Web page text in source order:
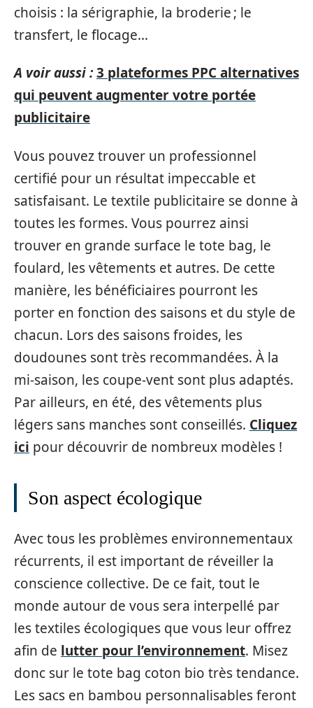
choisis : la sérigraphie, la broderie ; le
transfert, le flocage…
A voir aussi :3 plateformes PPC alternatives
qui peuvent augmenter votre portée
publicitaire
Vous pouvez trouver un professionnel
certifié pour un résultat impeccable et
satisfaisant. Le textile publicitaire se donne à
toutes les formes. Vous pourrez ainsi
trouver en grande surface le tote bag, le
foulard, les vêtements et autres. De cette
manière, les bénéficiaires pourront les
porter en fonction des saisons et du style de
chacun. Lors des saisons froides, les
doudounes sont très recommandées. À la
mi-saison, les coupe-vent sont plus adaptés.
Par ailleurs, en été, des vêtements plus
légers sans manches sont conseillés. Cliquez
ici pour découvrir de nombreux modèles !
Son aspect écologique
Avec tous les problèmes environnementaux
récurrents, il est important de réveiller la
conscience collective. De ce fait, tout le
monde autour de vous sera interpellé par
les textiles écologiques que vous leur offrez
afin de lutter pour l’environnement. Misez
donc sur le tote bag coton bio très tendance.
Les sacs en bambou personnalisables feront